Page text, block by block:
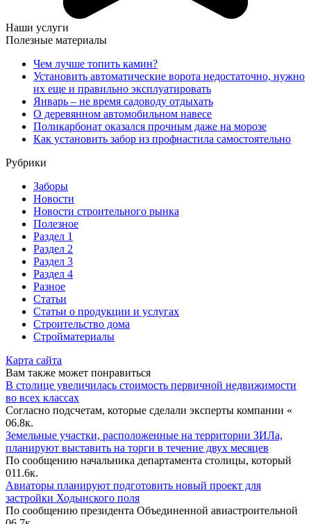
Наши услуги
Полезные материалы
Чем лучше топить камин?
Установить автоматические ворота недостаточно, нужно
их еще и правильно эксплуатировать
Январь – не время садоводу отдыхать
О деревянном автомобильном навесе
Поликарбонат оказался прочным даже на морозе
Как установить забор из профнастила самостоятельно
Рубрики
Заборы
Новости
Новости строительного рынка
Полезное
Раздел 1
Раздел 2
Раздел 3
Раздел 4
Разное
Статьи
Статьи o продукции и услугах
Строительство дома
Стройматериалы
Карта сайта
Вам также может понравиться
В столице увеличилась стоимость первичной недвижимости
во всех классах
Согласно подсчетам, которые сделали эксперты компании «
06.8к.
Земельные участки, расположенные на территории ЗИЛа,
планируют выставить на торги в течение двух месяцев
По сообщению начальника департамента столицы, который
011.6к.
Авиаторы планируют подготовить новый проект для
застройки Ходынского поля
По сообщению президента Объединенной авиастроительной